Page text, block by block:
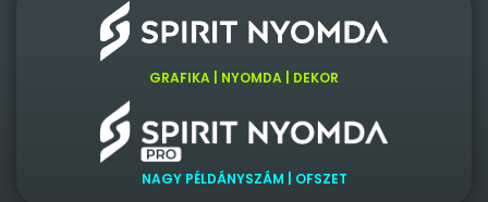
GRAFIKA | NYOMDA | DEKOR
NAGY PÉLDÁNYSZÁM | OFSZET